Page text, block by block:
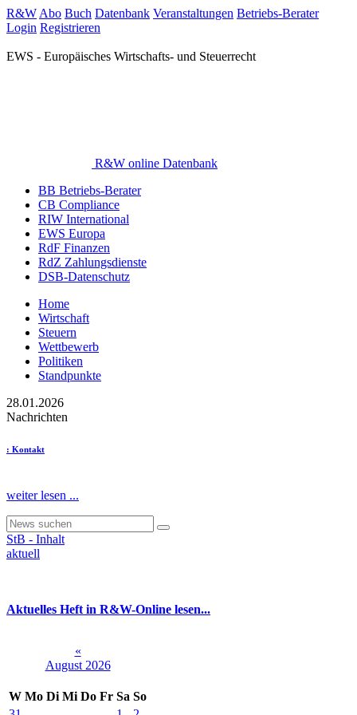
R&W Abo Buch Datenbank Veranstaltungen Betriebs-Berater
Login Registrieren
EWS - Europäisches Wirtschafts- und Steuerrecht
R&W online Datenbank
BB Betriebs-Berater
CB Compliance
RIW International
EWS Europa
RdF Finanzen
RdZ Zahlungsdienste
DSB-Datenschutz
Home
Wirtschaft
Steuern
Wettbewerb
Politiken
Standpunkte
28.01.2026
Nachrichten
: Kontakt
weiter lesen ...
StB - Inhalt
aktuell
Aktuelles Heft in R&W-Online lesen...
«
August 2026
W Mo Di Mi Do Fr Sa So